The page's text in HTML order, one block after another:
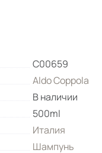
C00659
Aldo Coppola
В наличии
500ml
Италия
Шампунь